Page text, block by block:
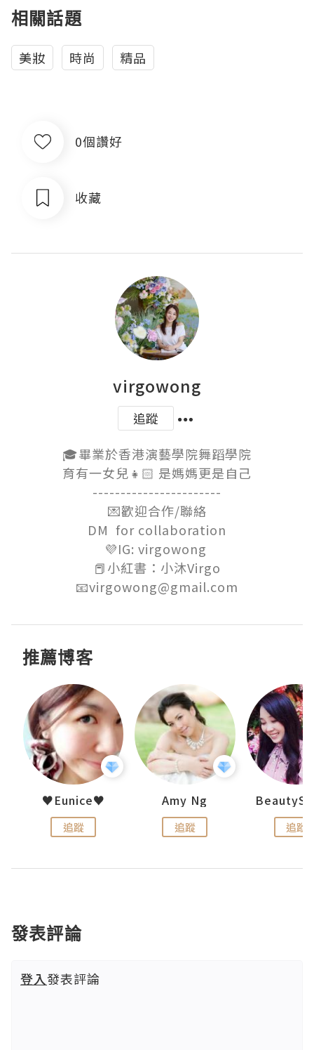
相關話題
美妝 時尚 精品
0個讚好
收藏
virgowong
追蹤
🎓畢業於香港演藝學院舞蹈學院
育有一女兒👧🏻 是媽媽更是自己
-----------------------
💌歡迎合作/聯絡
DM  for collaboration
💜IG: virgowong
📕小紅書：小沐Virgo
📧virgowong@gmail.com
推薦博客
♥Eunice♥
追蹤
Amy Ng
追蹤 追蹤
發表評論
登入發表評論